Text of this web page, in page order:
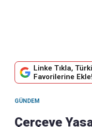
Linke Tıkla,
Favorilerine Ekle!
GÜNDEM
Çerçeve